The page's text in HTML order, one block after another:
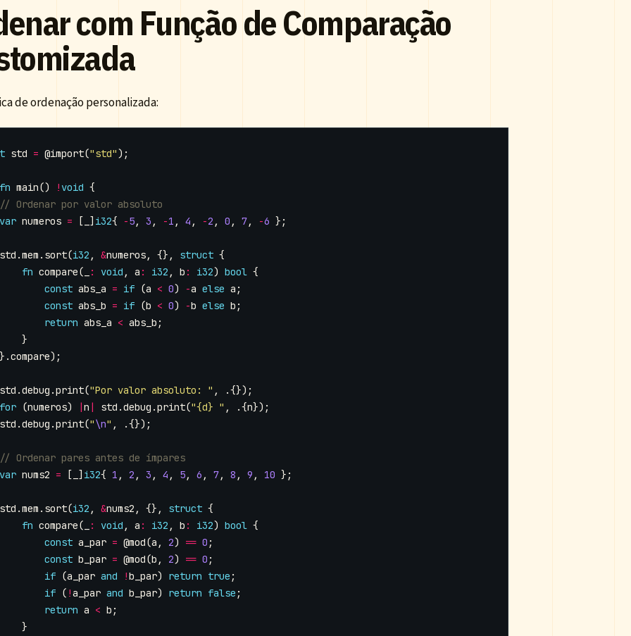
com Função de Comparação
de ordenação personalizada:
std = @import("std");
fn main() ! void {
var numeros = [ ] i32{ -5, 3 , -1 , 4 , -2 , 0 , 7, -6 };
std .mem . sort(i32 , &numeros, {}, struct {
fn compare( : void , a : i32 , b : i32) bool {
const abs_a = if (a < 0) -a else a ;
const abs_b = if (b < 0) -b else b ;
return abs_a < abs_b ;
}
}.compare);
std .debug .print("Por valor absoluto: " ,
.{});
for (numeros) |n | std .debug .print("{d} " , .{n});
std .debug .print("\n" , .{});
var nums2 = [ ] i32{ 1 , 2 , 3 , 4 , 5, 6 , 7, 8 , 9 , 10 };
std .mem . sort(i32 , &nums2 , {}, struct {
fn compare( : void , a : i32 , b : i32) bool {
const a_par = @mod(a , 2) == 0 ;
const b_par = @mod(b , 2) == 0 ;
if (a_par and !b_par) return true ;
if ( !a_par and b_par) return false ;
return a < b ;
}